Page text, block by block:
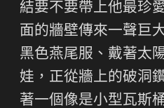
結要不要帶上他最珍
面的牆壁傳來一聲巨
黑色燕尾服、戴著太
娃，正從牆上的破洞
著一個像是小型瓦斯